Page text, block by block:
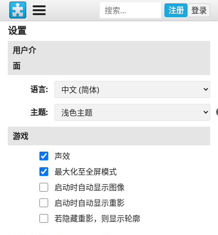
注册 登录
设置
用户介
面
语言
主题
游戏
声效
最大化至全屏模式
启动时自动显示图像
启动时自动显示重影
若隐藏重影，则显示轮廓